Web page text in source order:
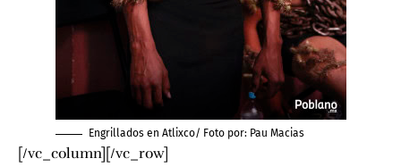
Engrillados en Atlixco/ Foto por: Pau Macias
[/vc_column][/vc_row]